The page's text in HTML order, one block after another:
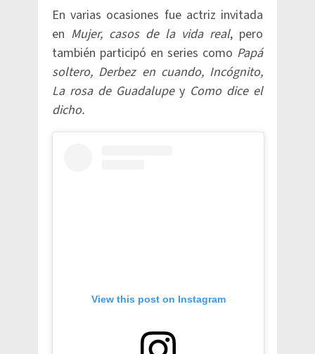
En varias ocasiones fue actriz invitada
en Mujer, casos de la vida real, pero
también participó en series como Papá
soltero, Derbez en cuando, Incógnito,
La rosa de Guadalupey Como dice el
dicho.
View this post on Instagram